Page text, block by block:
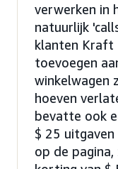
verwerken in
natuurlijk
klanten Kraft
toevoegen
winkelwagen
hoeven
bevatte ook
$ 25
op de pagina,